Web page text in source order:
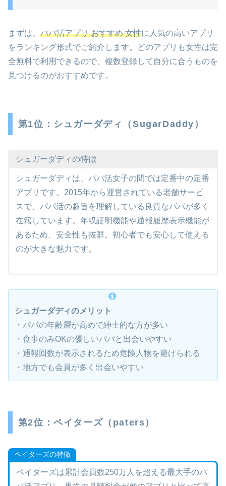
まずは、 パパ活アプリ おすすめ 女性に人気の高いアプリ
をランキング形式でご紹介します。どのアプリも女性は完
全無料で利用できるので、複数登録して自分に合うものを
見つけるのがおすすめです。
第1位：シュガーダディ（SugarDaddy）
シュガーダディの特徴
シュガーダディは、パパ活女子の間では定番中の定番
アプリです。2015年から運営されている老舗サービ
スで、パパ活の趣旨を理解している良質なパパが多く
在籍しています。年収証明機能や通報履歴表示機能が
あるため、安全性も抜群。初心者でも安心して使える
のが大きな魅力です。
シュガーダディのメリット
・パパの年齢層が高めで紳士的な方が多い
・食事のみOKの優しいパパと出会いやすい
・通報回数が表示されるため危険人物を避けられる
・地方でも会員が多く出会いやすい
第2位：ペイターズ（paters）
ペイターズの特徴
ペイターズは累計会員数250万人を超える最大手のパ